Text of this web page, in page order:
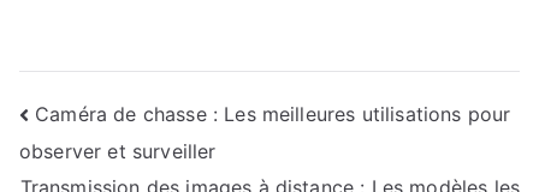
Navigation
de
Caméra de chasse : Les meilleures utilisations pour
observer et surveiller
Transmission des images à distance : Les modèles les